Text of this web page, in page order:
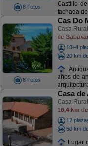
8 Fotos
Castillo
fachada
8 Fotos
Cas Do
Casa
de
10+4
20 km
años de
Casa de
Casa
16,4 km
12
50 km
Lugar